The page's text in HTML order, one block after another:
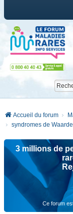
Accueil du forum
syndromes de
3 millions de
Ce forum